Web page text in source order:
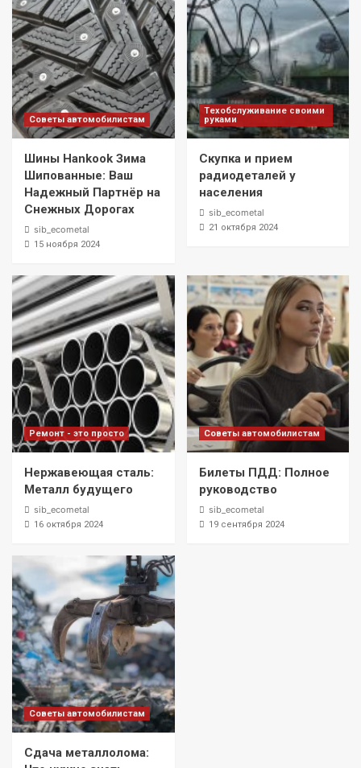
Советы автомобилистам
Шины Hankook Зима
Шипованные: Ваш
Надежный Партнёр на
Снежных Дорогах
sib_ecometal
15 ноября 2024
Техобслуживание своими
руками
Скупка и прием
радиодеталей у
населения
sib_ecometal
21 октября 2024
Ремонт - это просто
Нержавеющая сталь:
Металл будущего
sib_ecometal
16 октября 2024
Советы автомобилистам
Билеты ПДД: Полное
руководство
sib_ecometal
19 сентября 2024
Советы автомобилистам
Сдача металлолома: